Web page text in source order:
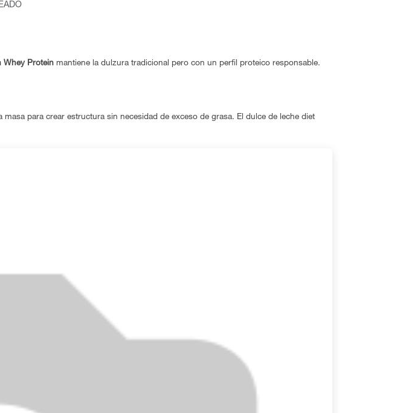
Whey Protein mantiene la dulzura tradicional pero con un perfil proteico responsable.
masa para crear estructura sin necesidad de exceso de grasa. El dulce de leche diet